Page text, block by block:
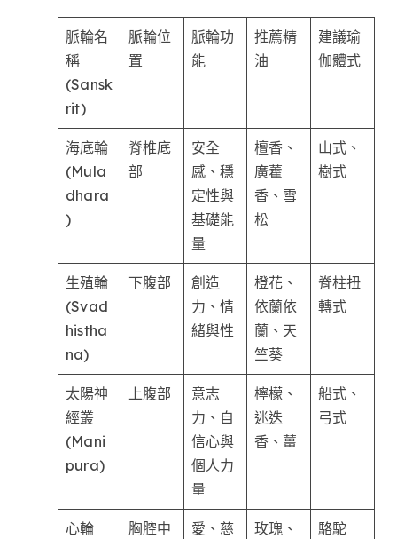
脈輪名
稱
(Sansk
rit)
脈輪位
置
脈輪功
能
推薦精
油
建議瑜
伽體式
海底輪
(Mula
dhara
)
脊椎底
部
安全
感、穩
定性與
基礎能
量
檀香、
廣藿
香、雪
松
山式、
樹式
生殖輪
(Svad
histha
na)
下腹部
創造
力、情
緒與性
橙花、
依蘭依
蘭、天
竺葵
脊柱扭
轉式
太陽神
經叢
(Mani
pura)
上腹部
意志
力、自
信心與
個人力
量
檸檬、
迷迭
香、薑
船式、
弓式
心輪
胸腔中
愛、慈
玫瑰、
駱駝